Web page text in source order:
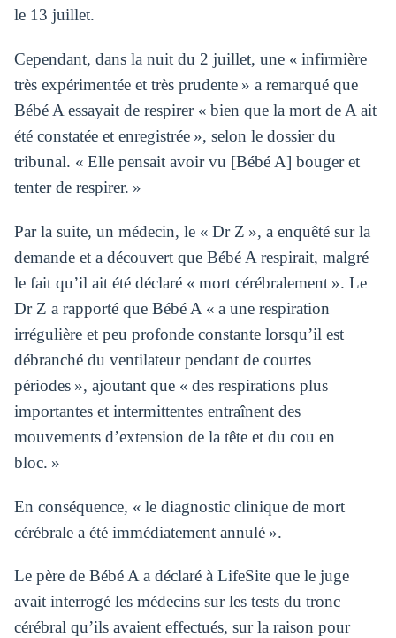
le 13 juillet.
Cependant, dans la nuit du 2 juillet, une « infirmière
très expérimentée et très prudente » a remarqué que
Bébé A essayait de respirer « bien que la mort de A ait
été constatée et enregistrée », selon le dossier du
tribunal. « Elle pensait avoir vu [Bébé A] bouger et
tenter de respirer. »
Par la suite, un médecin, le « Dr Z », a enquêté sur la
demande et a découvert que Bébé A respirait, malgré
le fait qu’il ait été déclaré « mort cérébralement ». Le
Dr Z a rapporté que Bébé A « a une respiration
irrégulière et peu profonde constante lorsqu’il est
débranché du ventilateur pendant de courtes
périodes », ajoutant que « des respirations plus
importantes et intermittentes entraînent des
mouvements d’extension de la tête et du cou en
bloc. »
En conséquence, « le diagnostic clinique de mort
cérébrale a été immédiatement annulé ».
Le père de Bébé A a déclaré à LifeSite que le juge
avait interrogé les médecins sur les tests du tronc
cérébral qu’ils avaient effectués, sur la raison pour